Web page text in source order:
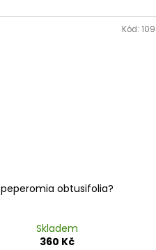
peperomia obtusifolia?
Skladem
360 Kč
Kód: 109